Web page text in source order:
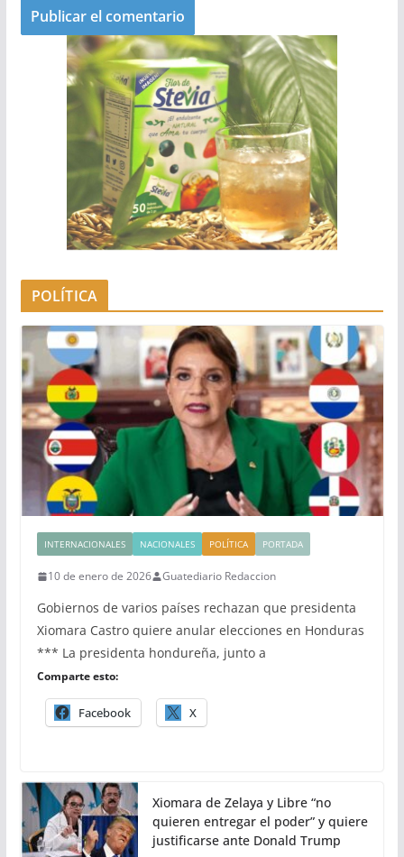
POLÍTICA
INTERNACIONALES NACIONALES POLÍTICA PORTADA
10 de enero de 2026 Guatediario Redaccion
Gobiernos de varios países rechazan que presidenta
Xiomara Castro quiere anular elecciones en Honduras
*** La presidenta hondureña, junto a
Comparte esto:
Facebook X
Xiomara de Zelaya y Libre “no
quieren entregar el poder” y quiere
justificarse ante Donald Trump